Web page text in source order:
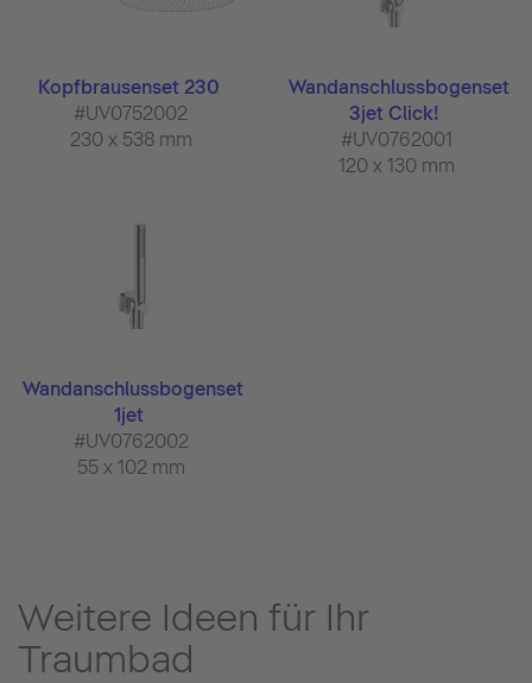
Kopfbrausenset 230
#UV0752002
230 x 538 mm
Wandanschlussbogenset
3jet Click!
#UV0762001
120 x 130 mm
Wandanschlussbogenset
1jet
#UV0762002
55 x 102 mm
Weitere Ideen für Ihr
Traumbad